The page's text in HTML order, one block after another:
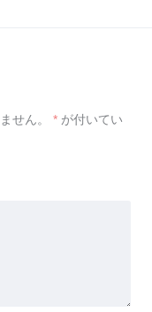
せん。 * が付いてい